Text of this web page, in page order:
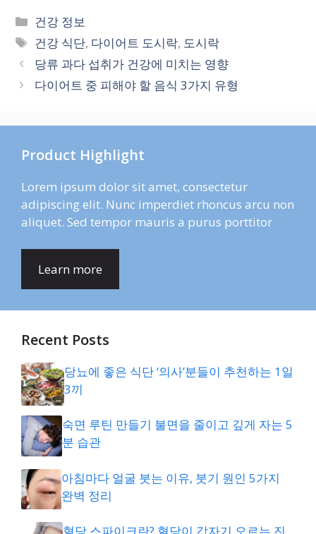
카
테
리
건강 정보
태
그
건강 식단, 다이어트 도시락, 도시락
당류 과다 섭취가 건강에 미치는 영향
다이어트 중 피해야 할 음식 3가지 유형
Product Highlight
Lorem ipsum dolor sit amet, consectetur
adipiscing elit. Nunc imperdiet rhoncus arcu non
aliquet. Sed tempor mauris a purus porttitor
Learn more
Recent Posts
당뇨에 좋은 식단 ‘의사’분들이 추천하는 1일
3끼
숙면 루틴 만들기 불면을 줄이고 깊게 자는 5
분 습관
아침마다 얼굴 붓는 이유, 붓기 원인 5가지
완벽 정리